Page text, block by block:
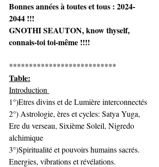
Bonnes années à toutes et tous : 2024-
2044 !!!
GNOTHI SEAUTON, know thyself,
connais-toi toi-même !!!!
***************************
Table:
Introduction
1°)Etres divins et de Lumière interconnectés
2°) Astrologie, ères et cycles: Satya Yuga,
Ere du verseau, Sixième Soleil, Nigredo
alchimique
3°)Spiritualité et pouvoirs humains sacrés.
Energies, vibrations et révélations.